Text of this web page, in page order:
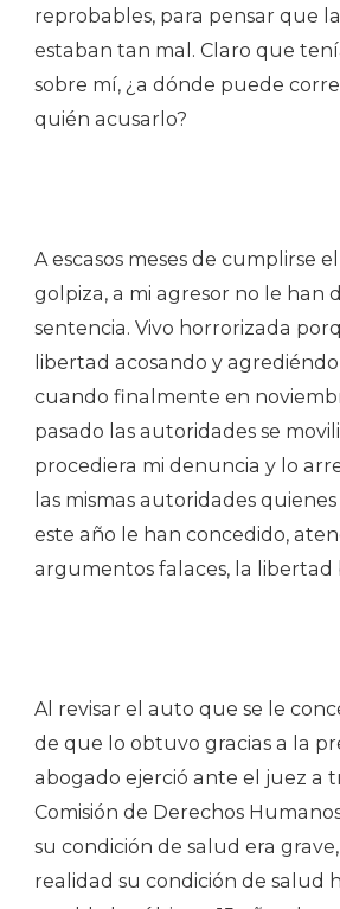
reprobables, para pensar que
estaban tan mal. Claro que
sobre mí, ¿a dónde puede
quién acusarlo?
A escasos meses de cumplirse
golpiza, a mi agresor no le han
sentencia. Vivo horrorizada
libertad acosando y
cuando finalmente en
pasado las autoridades se
procediera mi denuncia y lo
las mismas autoridades
este año le han concedido,
argumentos falaces, la libertad
Al revisar el auto que se le
de que lo obtuvo gracias a la
abogado ejerció ante el juez a
Comisión de Derechos
su condición de salud era
realidad su condición de salud